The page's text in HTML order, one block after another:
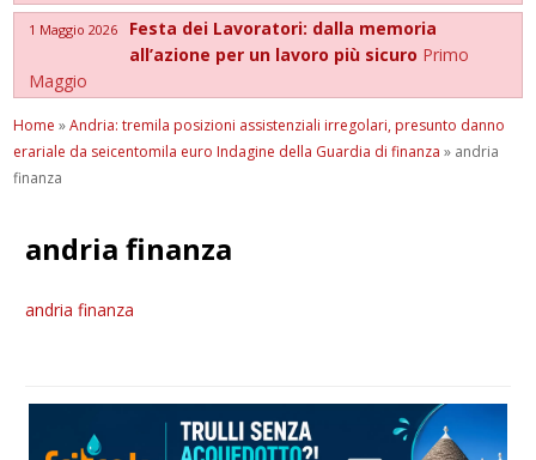
1 Maggio 2026
Festa dei Lavoratori: dalla memoria
all’azione per un lavoro più sicuro Primo
Maggio
Home »Andria: tremila posizioni assistenziali irregolari, presunto danno
erariale da seicentomila euro Indagine della Guardia di finanza » andria
finanza
andria finanza
andria finanza